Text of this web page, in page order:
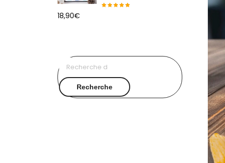
18,90€
pour :
Recherche